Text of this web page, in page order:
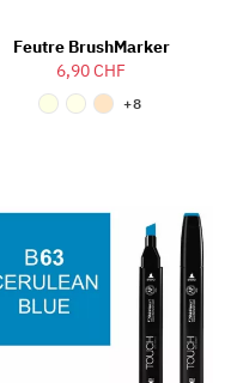
Feutre BrushMarker
6,90 CHF
+8